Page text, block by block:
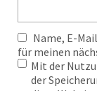
Name, E-
für meinen
Mit der
der